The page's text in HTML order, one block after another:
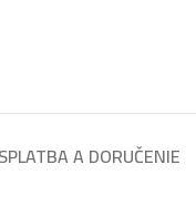
PLATBA A DORUČENIE